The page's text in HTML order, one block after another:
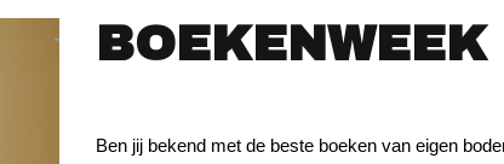
Ben jij bekend met de beste boeken van eigen